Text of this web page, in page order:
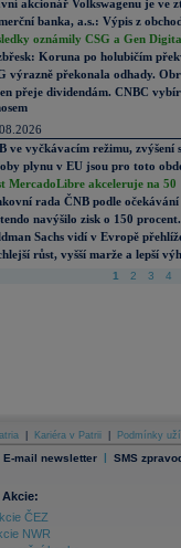
akcionář Volkswagenu je ve
banka, a.s.: Výpis z
oznámily CSG a Gen
Koruna po holubičím
výrazně překonala odhady.
přeje dividendám. CNBC
ve vyčkávacím režimu, zvýšení
plynu v EU jsou pro toto
MercadoLibre akceleruje na
rada ČNB podle
navýšilo zisk o 150
Sachs vidí v Evropě
růst, vyšší marže a lepší
1 2 3 4
Kariéra v Patrii Podmínky
E-mail newsletter | SMS
Akcie:
ČEZ
NWR